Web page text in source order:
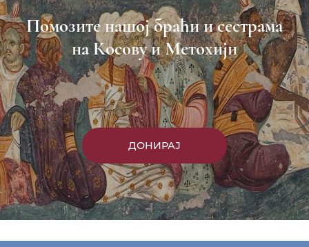
Пријави се
Насловна
Манастири
Вести
Епархија
Саопштења
Парохије
Преносимо
Контакт
МЕТОХИЈСКА